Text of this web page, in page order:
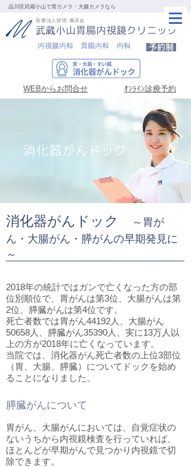
品川区武蔵小山で胃カメラ・大腸カメラなら
医療法人財団 康済会
武蔵小山胃腸内視鏡クリニック
内視鏡内科 胃腸内科 内科 予約制
WEBからお問合せ ｵﾝﾗｲﾝ診療予約
消化器がんドック
消化器がんドック
～胃が
ん・大腸がん・膵がんの早期発見に
～
2018年の統計ではガンで亡くなった方の部
位別順位で、胃がんは第3位、大腸がんは第
2位、膵臓がんは第4位です。
死亡者数では胃がん44192人、大腸がん
50658人、膵臓がん35390人、実に13万人以
上の方が2018年に亡くなっています。
当院では、消化器がん死亡者数の上位3部位
（胃、大腸、膵臓）についてドックを始め
ることになりました。
膵臓がんについて
胃がん、大腸がんにおいては、自覚症状の
ないうちから内視鏡検査を行っていれば、
ほとんどが早期がんで見つかり内視鏡で切
除できます。